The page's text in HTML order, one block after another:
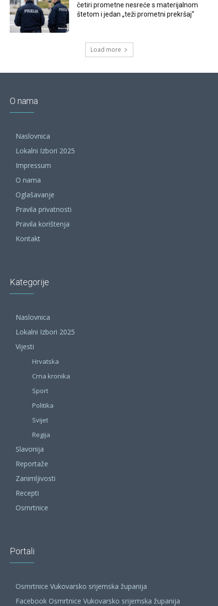
četiri prometne nesreće s materijalnom
štetom i jedan „teži prometni prekršaj“
Load more
O nama
Naslovnica
Lokalni Izbori 2025
Impressum
O nama
Oglašavanje
Pravila privatnosti
Pravila korištenja
Kontakt
Kategorije
Naslovnica
Lokalni Izbori 2025
Vijesti
Hrvatska
Crna kronika
Sport
Politika
Svijet
Regija
Slavonija
Reportaže
Zanimljivosti
Recepti
Osmrtnice
Portali
Osmrtnice Vukovarsko srijemska županija
Facebook Osmrtnice Vukovarsko srijemska županija